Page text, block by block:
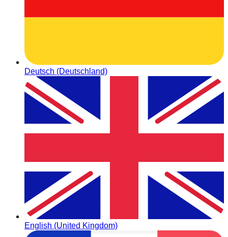
Deutsch (Deutschland)
English (United Kingdom)